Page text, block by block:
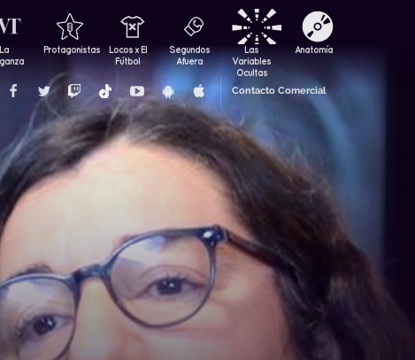
La
Protagonistas
Locos x El
Fútbol
Segundos
Afuera
Las
Variables
Ocultas
Anatomía
Contacto Comercial